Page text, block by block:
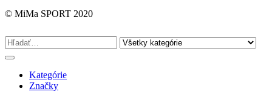
© MiMa SPORT 2020
Kategórie
Značky